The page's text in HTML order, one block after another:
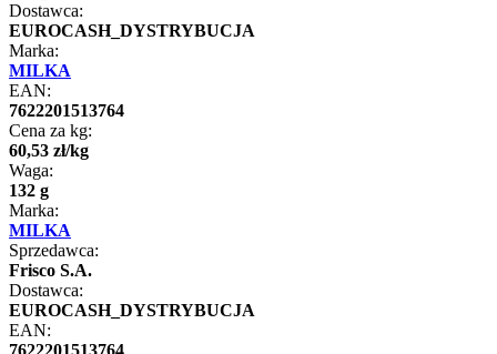
Dostawca:
EUROCASH_DYSTRYBUCJA
Marka:
MILKA
EAN:
7622201513764
Cena za kg:
60,53 zł/kg
Waga:
132 g
Marka:
MILKA
Sprzedawca:
Frisco S.A.
Dostawca:
EUROCASH_DYSTRYBUCJA
EAN:
7622201513764